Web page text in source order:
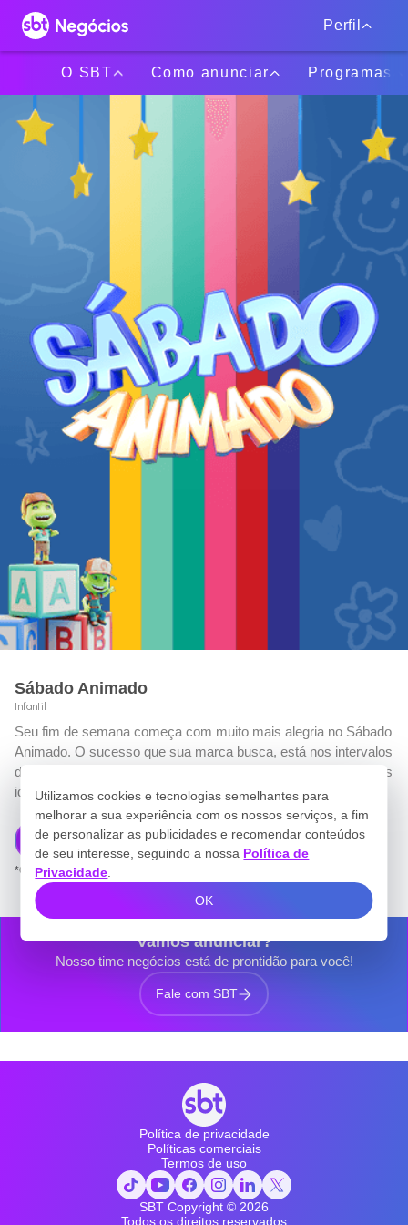
Perfil
O SBT Como anunciar Programas
Sábado Animado
Infantil
Seu fim de semana começa com muito mais alegria no Sábado
Animado. O sucesso que sua marca busca, está nos intervalos
dos desenhos que fazem sucesso entre a garotada de todas as
idades, reunidos aqui.
Download plano comercial
*Obs: você será redirecionado para outra pagina.
Vamos anunciar?
Nosso time negócios está de prontidão para você!
Fale com SBT
Política de privacidade
Políticas comerciais
Termos de uso
SBT Copyright © 2026
Todos os direitos reservados
Utilizamos cookies e tecnologias semelhantes para
melhorar a sua experiência com os nossos serviços, a fim
de personalizar as publicidades e recomendar conteúdos
de seu interesse, seguindo a nossa Política de
Privacidade
OK